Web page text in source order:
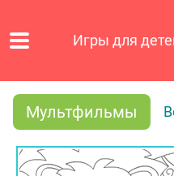
Игры для
Мультфильмы